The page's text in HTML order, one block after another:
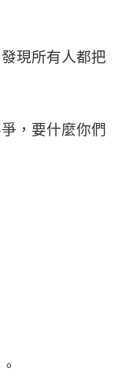
現所有人都把
，要什麼你們